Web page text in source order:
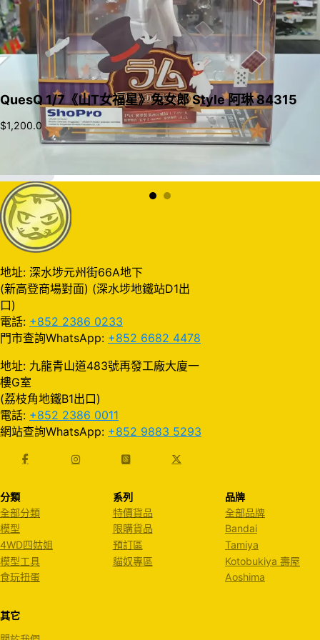
QuesQ 1/7《山T女福星》兔女郎 Style 阿琳 84315
$1,200.0
地址: 深水埗元州街66A地下
(新高登商場對面) (深水埗地鐵站D1出
口)
電話: +852 2386 0233
門市查詢WhatsApp: +852 6682 4478
地址: 九龍青山道483號再發工廠大廈一
樓G室
(荔枝角地鐵B1出口)
電話: +852 2386 0011
網站查詢WhatsApp: +852 9883 5293
分類
全部分類
模型
4WD四姑姐
模型工具
食玩扭蛋
系列
特價貨品
限購貨品
預訂區
貓奴專區
品牌
全部品牌
Bandai
Tamiya
Kotobukiya 壽屋
Aoshima
其它